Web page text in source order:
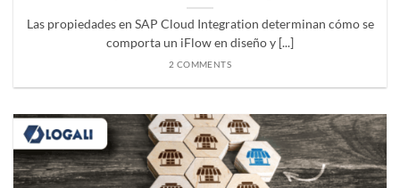
Las propiedades en SAP Cloud Integration determinan cómo se
comporta un iFlow en diseño y [...]
2 COMMENTS